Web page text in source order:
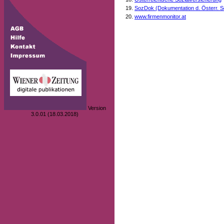
Version
3.0.01 (18.03.2018)
SozDok (Dokumentation d. Österr.
www.firmenmonitor.at